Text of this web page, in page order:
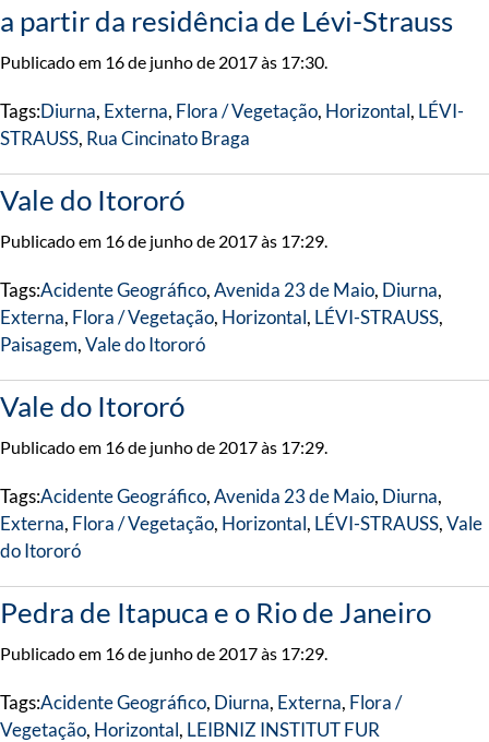
a partir da residência de Lévi-Strauss
Publicado em 16 de junho de 2017 às 17:30.
Tags:Diurna, Externa, Flora / Vegetação, Horizontal, LÉVI-
STRAUSS, Rua Cincinato Braga
Vale do Itororó
Publicado em 16 de junho de 2017 às 17:29.
Tags:Acidente Geográfico,Avenida 23 de Maio, Diurna,
Externa, Flora / Vegetação, Horizontal, LÉVI-STRAUSS,
Paisagem,Vale do Itororó
Vale do Itororó
Publicado em 16 de junho de 2017 às 17:29.
Tags:Acidente Geográfico,Avenida 23 de Maio, Diurna,
Externa, Flora / Vegetação, Horizontal, LÉVI-STRAUSS,Vale
do Itororó
Pedra de Itapuca e o Rio de Janeiro
Publicado em 16 de junho de 2017 às 17:29.
Tags:Acidente Geográfico, Diurna, Externa, Flora /
Vegetação, Horizontal, LEIBNIZ INSTITUT FUR